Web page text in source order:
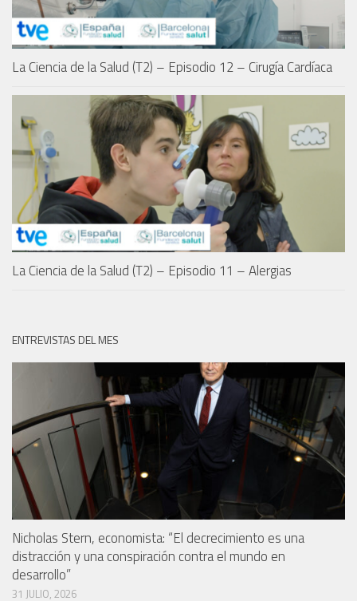
La Ciencia de la Salud (T2) – Episodio 12 – Cirugía Cardíaca
La Ciencia de la Salud (T2) – Episodio 11 – Alergias
ENTREVISTAS DEL MES
Nicholas Stern, economista: “El decrecimiento es una
distracción y una conspiración contra el mundo en
desarrollo”
31 JULIO, 2026